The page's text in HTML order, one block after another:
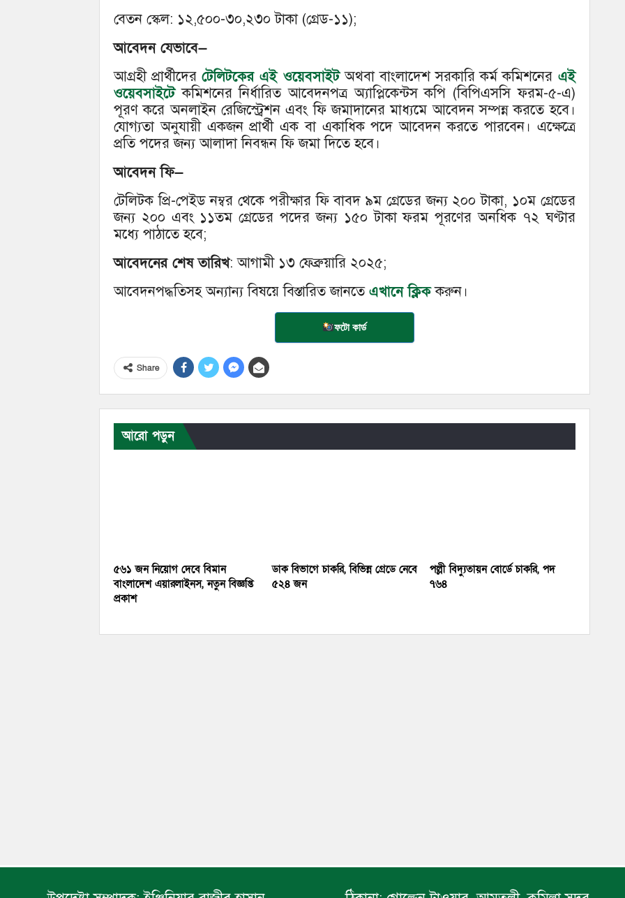
বেতন স্কেল: ১২,৫০০-৩০,২৩০ টাকা (গ্রেড-১১);
আবেদন যেভাবে—
আগ্রহী প্রার্থীদেরটেলিটকের এই ওয়েবসাইটঅথবা বাংলাদেশ সরকারি কর্ম কমিশনের এই
ওয়েবসাইটেকমিশনের নির্ধারিত আবেদনপত্র অ্যাপ্লিকেন্টস কপি (বিপিএসসি ফরম-৫-এ)
পূরণ করে অনলাইন রেজিস্ট্রেশন এবং ফি জমাদানের মাধ্যমে আবেদন সম্পন্ন করতে হবে।
যোগ্যতা অনুযায়ী একজন প্রার্থী এক বা একাধিক পদে আবেদন করতে পারবেন। এক্ষেত্রে
প্রতি পদের জন্য আলাদা নিবন্ধন ফি জমা দিতে হবে।
আবেদন ফি—
টেলিটক প্রি-পেইড নম্বর থেকে পরীক্ষার ফি বাবদ ৯ম গ্রেডের জন্য ২০০ টাকা, ১০ম গ্রেডের
জন্য ২০০ এবং ১১তম গ্রেডের পদের জন্য ১৫০ টাকা ফরম পূরণের অনধিক ৭২ ঘণ্টার
মধ্যে পাঠাতে হবে;
আবেদনের শেষ তারিখ: আগামী ১৩ ফেব্রুয়ারি ২০২৫;
আবেদনপদ্ধতিসহ অন্যান্য বিষয়ে বিস্তারিত জানতে এখানে ক্লিককরুন।
ফটো কার্ড
Share
আরো পড়ুন
৫৬১ জন নিয়োগ দেবে বিমান
বাংলাদেশ এয়ারলাইনস, নতুন বিজ্ঞপ্তি
প্রকাশ
ডাক বিভাগে চাকরি, বিভিন্ন গ্রেডে নেবে
৫২৪ জন
পল্লী বিদ্যুতায়ন বোর্ডে চাকরি, পদ
৭৬৪